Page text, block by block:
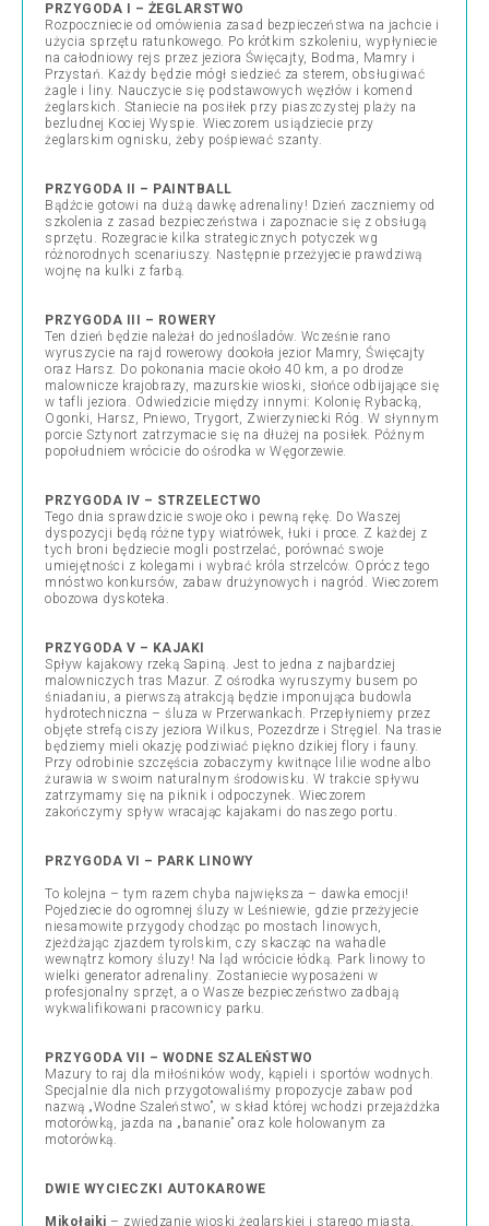
PRZYGODA I – ŻEGLARSTWO
Rozpoczniecie od omówienia zasad bezpieczeństwa na jachcie i
użycia sprzętu ratunkowego. Po krótkim szkoleniu, wypłyniecie
na całodniowy rejs przez jeziora Święcajty, Bodma, Mamry i
Przystań. Każdy będzie mógł siedzieć za sterem, obsługiwać
żagle i liny. Nauczycie się podstawowych węzłów i komend
żeglarskich. Staniecie na posiłek przy piaszczystej plaży na
bezludnej Kociej Wyspie. Wieczorem usiądziecie przy
żeglarskim ognisku, żeby pośpiewać szanty.
PRZYGODA II – PAINTBALL
Bądźcie gotowi na dużą dawkę adrenaliny! Dzień zaczniemy od
szkolenia z zasad bezpieczeństwa i zapoznacie się z obsługą
sprzętu. Rozegracie kilka strategicznych potyczek wg
różnorodnych scenariuszy. Następnie przeżyjecie prawdziwą
wojnę na kulki z farbą.
PRZYGODA III – ROWERY
Ten dzień będzie należał do jednośladów. Wcześnie rano
wyruszycie na rajd rowerowy dookoła jezior Mamry, Święcajty
oraz Harsz. Do pokonania macie około 40 km, a po drodze
malownicze krajobrazy, mazurskie wioski, słońce odbijające się
w tafli jeziora. Odwiedzicie między innymi: Kolonię Rybacką,
Ogonki, Harsz, Pniewo, Trygort, Zwierzyniecki Róg. W słynnym
porcie Sztynort zatrzymacie się na dłużej na posiłek. Późnym
popołudniem wrócicie do ośrodka w Węgorzewie.
PRZYGODA IV – STRZELECTWO
Tego dnia sprawdzicie swoje oko i pewną rękę. Do Waszej
dyspozycji będą różne typy wiatrówek, łuki i proce. Z każdej z
tych broni będziecie mogli postrzelać, porównać swoje
umiejętności z kolegami i wybrać króla strzelców. Oprócz tego
mnóstwo konkursów, zabaw drużynowych i nagród. Wieczorem
obozowa dyskoteka.
PRZYGODA V – KAJAKI
Spływ kajakowy rzeką Sapiną. Jest to jedna z najbardziej
malowniczych tras Mazur. Z ośrodka wyruszymy busem po
śniadaniu, a pierwszą atrakcją będzie imponująca budowla
hydrotechniczna – śluza w Przerwankach. Przepłyniemy przez
objęte strefą ciszy jeziora Wilkus, Pozezdrze i Stręgiel. Na trasie
będziemy mieli okazję podziwiać piękno dzikiej flory i fauny.
Przy odrobinie szczęścia zobaczymy kwitnące lilie wodne albo
żurawia w swoim naturalnym środowisku. W trakcie spływu
zatrzymamy się na piknik i odpoczynek. Wieczorem
zakończymy spływ wracając kajakami do naszego portu.
PRZYGODA VI – PARK LINOWY
To kolejna – tym razem chyba największa – dawka emocji!
Pojedziecie do ogromnej śluzy w Leśniewie, gdzie przeżyjecie
niesamowite przygody chodząc po mostach linowych,
zjeżdżając zjazdem tyrolskim, czy skacząc na wahadle
wewnątrz komory śluzy! Na ląd wrócicie łódką. Park linowy to
wielki generator adrenaliny. Zostaniecie wyposażeni w
profesjonalny sprzęt, a o Wasze bezpieczeństwo zadbają
wykwalifikowani pracownicy parku.
PRZYGODA VII – WODNE SZALEŃSTWO
Mazury to raj dla miłośników wody, kąpieli i sportów wodnych.
Specjalnie dla nich przygotowaliśmy propozycje zabaw pod
nazwą „Wodne Szaleństwo”, w skład której wchodzi przejażdżka
motorówką, jazda na „bananie” oraz kole holowanym za
motorówką.
DWIE WYCIECZKI AUTOKAROWE
Mikołajki – zwiedzanie wioski żeglarskiej i starego miasta,